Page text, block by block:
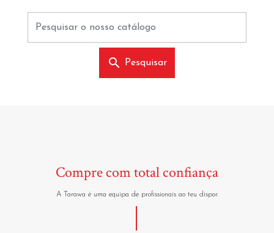
search Pesquisar
Compre com total confiança
A Tarawa é uma equipa de profissionais ao teu dispor.